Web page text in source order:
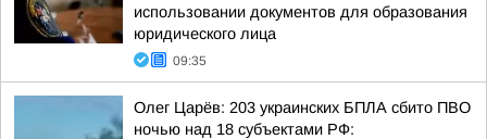
использовании документов для образования
юридического лица
09:35
Олег Царёв: 203 украинских БПЛА сбито ПВО
ночью над 18 субъектами РФ: